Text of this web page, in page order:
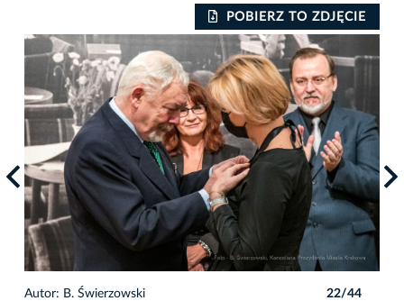
POBIERZ TO ZDJĘCIE
Autor: B. Świerzowski 22/44